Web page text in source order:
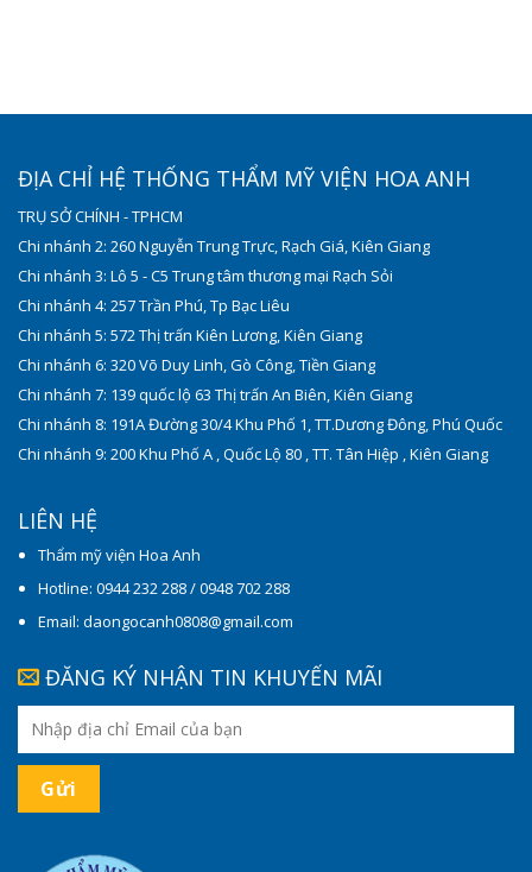
ĐỊA CHỈ HỆ THỐNG THẨM MỸ VIỆN HOA ANH
TRỤ SỞ CHÍNH - TPHCM
Chi nhánh 2: 260 Nguyễn Trung Trực, Rạch Giá, Kiên Giang
Chi nhánh 3: Lô 5 - C5 Trung tâm thương mại Rạch Sỏi
Chi nhánh 4: 257 Trần Phú, Tp Bạc Liêu
Chi nhánh 5: 572 Thị trấn Kiên Lương, Kiên Giang
Chi nhánh 6: 320 Võ Duy Linh, Gò Công, Tiền Giang
Chi nhánh 7: 139 quốc lộ 63 Thị trấn An Biên, Kiên Giang
Chi nhánh 8: 191A Đường 30/4 Khu Phố 1, TT.Dương Đông, Phú Quốc
Chi nhánh 9: 200 Khu Phố A , Quốc Lộ 80 , TT. Tân Hiệp , Kiên Giang
LIÊN HỆ
Thẩm mỹ viện Hoa Anh
Hotline: 0944 232 288 / 0948 702 288
Email: daongocanh0808@gmail.com
ĐĂNG KÝ NHẬN TIN KHUYẾN MÃI